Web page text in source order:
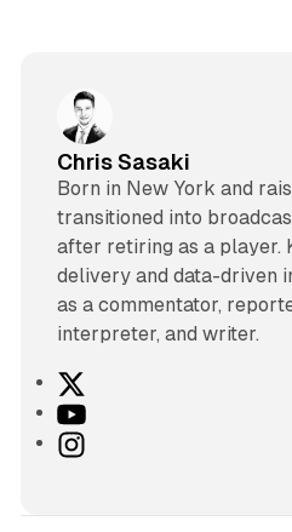
Chris Sasaki
Born in New York and
transitioned into
after retiring as a player.
delivery and data-driven
as a commentator,
interpreter, and writer.
Y
oI